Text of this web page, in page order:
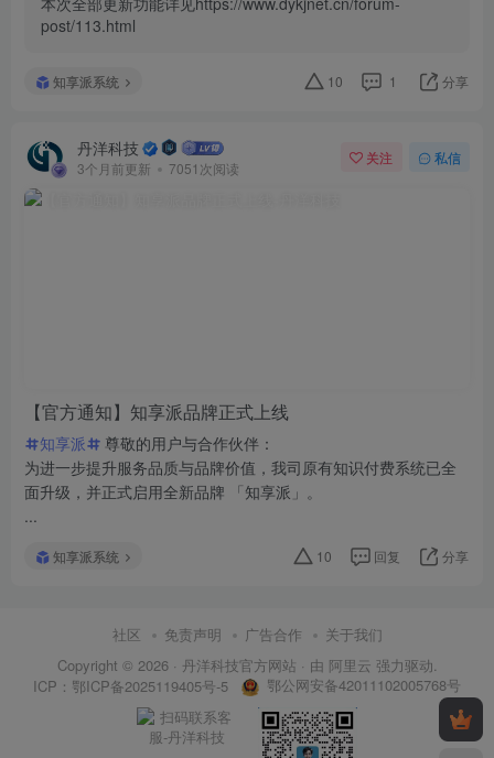
post/113.html
知享派系统 10 1 分享
丹洋科技
3个月前更新 7051次阅读
关注 私信
【官方通知】知享派品牌正式上线
知享派
尊敬的用户与合作伙伴：
为进一步提升服务品质与品牌价值，我司原有知识付费系统已全
面升级，并正式启用全新品牌 「知享派」。
...
知享派系统 10 回复 分享
社区 免责声明 广告合作
关于我们
Copyright © 2026 · 丹洋科技官方网站 · 由 阿里云 强力驱动.
ICP： 鄂ICP备2025119405号-5 鄂公网安备42011102005768号